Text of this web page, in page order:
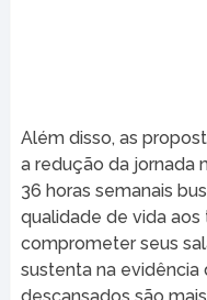
Além disso, as
a redução da jornada
36 horas semanais
qualidade de vida
comprometer seus
sustenta na
descansados são